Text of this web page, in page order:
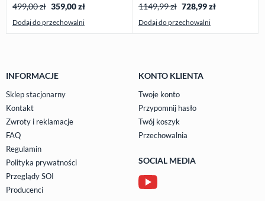
499,00 zł 359,00zł
Dodaj do przechowalni
1149,99 zł 728,99zł
Dodaj do przechowalni
INFORMACJE
Sklep stacjonarny
Kontakt
Zwroty i reklamacje
FAQ
Regulamin
Polityka prywatności
Przeglądy SOI
Producenci
KONTO KLIENTA
Twoje konto
Przypomnij hasło
Twój koszyk
Przechowalnia
SOCIAL MEDIA